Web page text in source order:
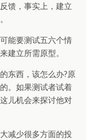
馈，事实上，建立
能要测试五六个情
建立所需原型。
东西，该怎么办?原
。如果测试者试着
儿机会来探讨他对
减少很多方面的投